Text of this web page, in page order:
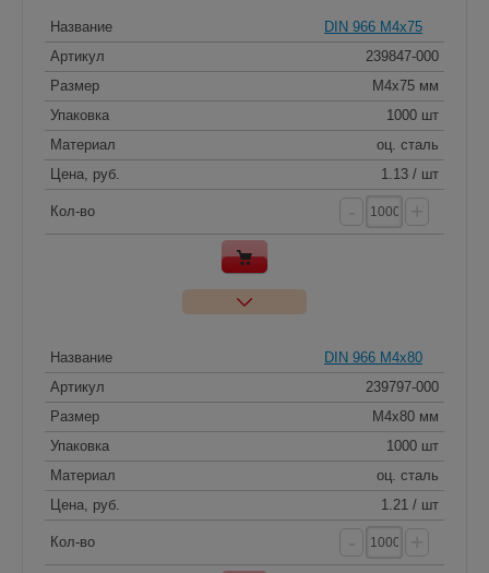
Название
DIN 966 M4x75
Артикул
239847-000
Размер
M4x75 мм
Упаковка
1000 шт
Материал
оц. сталь
Цена, руб.
1.13 / шт
Кол-во
Название
DIN 966 M4x80
Артикул
239797-000
Размер
M4x80 мм
Упаковка
1000 шт
Материал
оц. сталь
Цена, руб.
1.21 / шт
Кол-во